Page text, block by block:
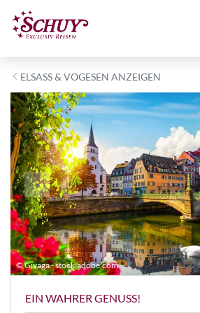
ELSASS & VOGESEN ANZEIGEN
© Givaga - stock.adobe.com
EIN WAHRER GENUSS!